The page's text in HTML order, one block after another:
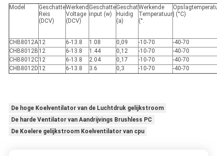
Model
Geschatte
Reis
(DCV)
Werkend
Voltage
(DCV)
Geschatte
input (w)
Geschat
Huidig
(a)
Werkende
Temperatuur
(°.
| (°C)
CHB8012A12 6-13.8 1.08 0,09 -10-70
-40-70
CHB8012B 12 6-13.8 1.44 0,12 -10-70
-40-70
CHB8012C12 6-13.8 2.04 0,17 -10-70
-40-70
CHB8012D 12 6-13.8 3.6 0,3 -10-70 -40-70
De hoge Koelventilator van de Luchtdruk gelijkstroom
De harde Ventilator van Aandrijvings Brushless PC
De Koelere gelijkstroom Koelventilator van cpu